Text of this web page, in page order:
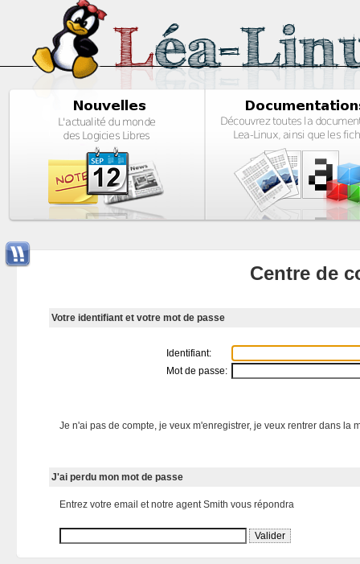
Centre de
Votre identifiant et votre mot de passe
Identifiant:
Mot de passe:
Je n'ai pas de compte, je veux m'enregistrer, je veux rentrer dans la
J'ai perdu mon mot de passe
Entrez votre email et notre agent Smith vous répondra